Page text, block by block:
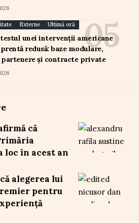
Externe Ultimă oră
testul unei intervenții americane
redusă: baze modulare,
și contracte private
că
loc în acest an
alegerea lui
pentru